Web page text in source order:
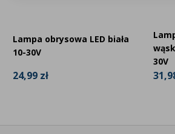
Lampa obrysowa LED biała
10-30V
24,99 zł
30V